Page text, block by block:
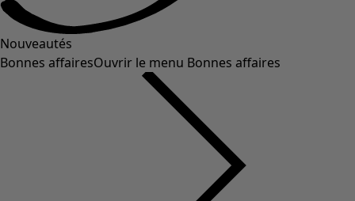
Nouveautés
Bonnes affairesOuvrir le menu Bonnes affaires